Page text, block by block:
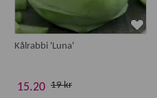
Kålrabbi 'Luna'
15.20 19 kr